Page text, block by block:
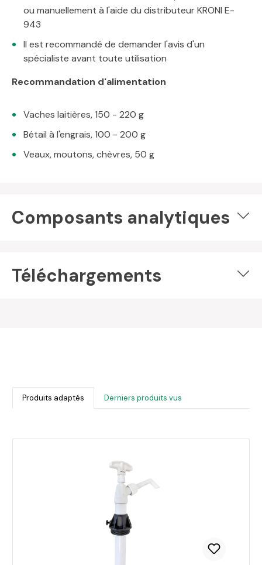
ou manuellement à l'aide du distributeur KRONI E-
943
Il est recommandé de demander l'avis d'un
spécialiste avant toute utilisation
Recommandation d'alimentation
Vaches laitières, 150 - 220 g
Bétail à l'engrais, 100 - 200 g
Veaux, moutons, chèvres, 50 g
Composants analytiques
Téléchargements
Produits adaptés Derniers produits vus